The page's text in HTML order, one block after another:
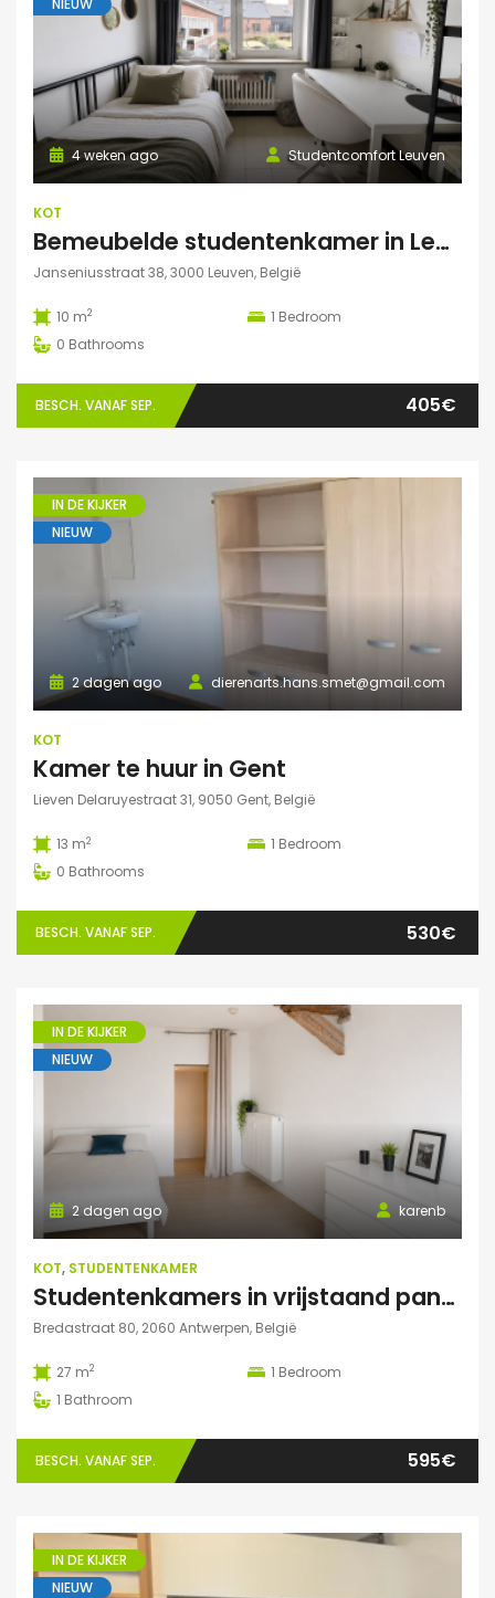
Studentcomfort Leuven
4 weken ago
KOT
Bemeubelde studentenkamer in Leuven – Regina Mundi
Janseniusstraat 38, 3000 Leuven, België
10 m2 1 Bedroom
0 Bathrooms
BESCH. VANAF SEP. 405€
IN DE KIJKER
NIEUW
dierenarts.hans.smet@gmail.com
2 dagen ago
KOT
Kamer te huur in Gent
Lieven Delaruyestraat 31, 9050 Gent, België
13 m2 1 Bedroom
0 Bathrooms
BESCH. VANAF SEP. 530€
IN DE KIJKER
NIEUW
karenb
2 dagen ago
KOT, STUDENTENKAMER
Studentenkamers in vrijstaand pand ‘De Drie Snellen’.
Bredastraat 80, 2060 Antwerpen, België
27 m2 1 Bedroom
1 Bathroom
BESCH. VANAF SEP. 595€
IN DE KIJKER
NIEUW